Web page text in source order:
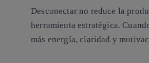
Desconectar no reduce la
herramienta estratégica.
más energía, claridad y